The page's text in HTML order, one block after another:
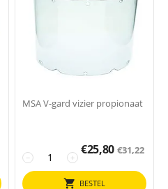
MSA V-gard vizier propionaat
+
−
€25,80 €31,22
BESTEL